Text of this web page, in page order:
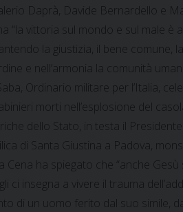
Daprà, Davide Bernardello e
“la vittoria sul mondo e sul male è
la giustizia, il bene comune,
e nell’armonia la comunità
Ordinario militare per l’Italia,
morti nell’esplosione del
dello Stato, in testa il Presidente
di Santa Giustina a Padova,
Cena ha spiegato che “anche
ci insegna a vivere il trauma
di un uomo ferito dal suo simile,